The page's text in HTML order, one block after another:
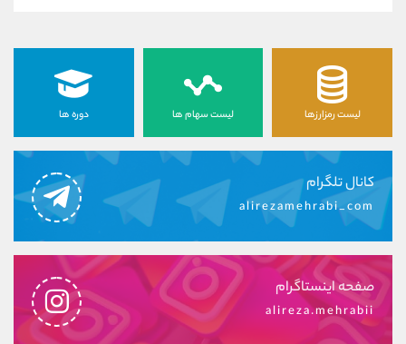
لیست رمزارزها لیست سهام ها دوره ها
کانال تلگرام
alirezamehrabi_com
صفحه اینستاگرام
alireza.mehrabii